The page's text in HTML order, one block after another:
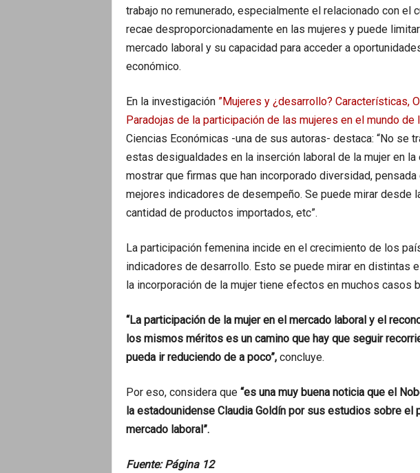
trabajo no remunerado, especialmente el relacionado con el
recae desproporcionadamente en las mujeres y puede
mercado laboral y su capacidad para acceder a
económico.
En la investigación ”Mujeres y ¿desarrollo? Características,
Paradojas de la participación de las mujeres en el mundo de
Ciencias Económicas -una de sus autoras- destaca: “No se
estas desigualdades en la inserción laboral de la mujer en
mostrar que firmas que han incorporado diversidad,
mejores indicadores de desempeño. Se puede mirar desde
cantidad de productos importados, etc”.
La participación femenina incide en el crecimiento de los
indicadores de desarrollo. Esto se puede mirar en distintas
la incorporación de la mujer tiene efectos en muchos casos
“La participación de la mujer en el mercado laboral y el
los mismos méritos es un camino que hay que seguir
pueda ir reduciendo de a poco”,concluye.
Por eso, considera que “es una muy buena noticia que el
la estadounidense Claudia Goldín por sus estudios sobre el
mercado laboral”.
Fuente: Página 12